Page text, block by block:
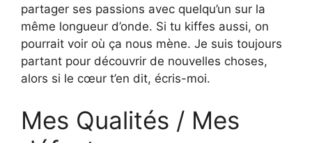
partager ses passions avec quelqu’un sur la
même longueur d’onde. Si tu kiffes aussi, on
pourrait voir où ça nous mène. Je suis toujours
partant pour découvrir de nouvelles choses,
alors si le cœur t’en dit, écris-moi.
Mes Qualités / Mes